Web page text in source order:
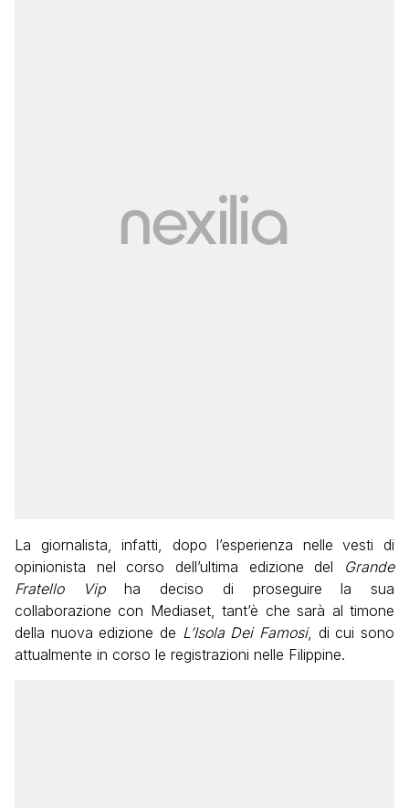
La giornalista, infatti, dopo l’esperienza nelle vesti di
opinionista nel corso dell’ultima edizione del Grande
Fratello Vipha deciso di proseguire la sua
collaborazione con Mediaset, tant’è che sarà al timone
della nuova edizione de L’Isola Dei Famosi, di cui sono
attualmente in corso le registrazioni nelle Filippine.